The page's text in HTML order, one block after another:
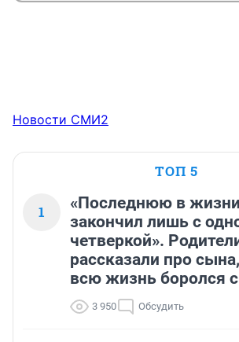
Новости СМИ2
ТОП 5
1
«Последнюю в
закончил лишь с
четверкой».
рассказали про
всю жизнь боролся
3 950 Обсудить